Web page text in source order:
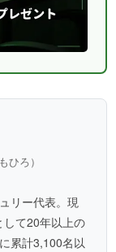
ひろ）
リー代表。現
て20年以上の
累計3,100名以